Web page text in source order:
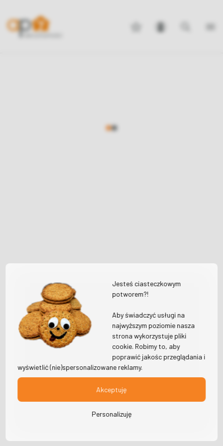
Jesteś ciasteczkowym
potworem?!
Aby świadczyć usługi na
najwyższym poziomie nasza
strona wykorzystuje pliki
cookie. Robimy to, aby
poprawić jakośc przeglądania i
wyświetlić (nie)spersonalizowane reklamy.
Akceptuję
Personalizuję